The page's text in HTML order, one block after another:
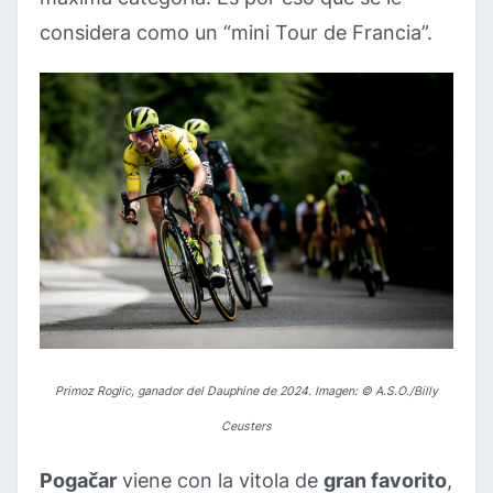
considera como un “mini Tour de Francia”.
Primoz Roglic, ganador del Dauphine de 2024. Imagen: © A.S.O./Billy
Ceusters
Pogačar viene con la vitola de gran favorito,